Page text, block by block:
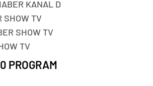
KANAL D
SHOW TV
SHOW TV
TV
PROGRAM